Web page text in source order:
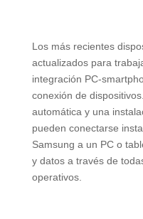
Los más recientes
actualizados para
integración PC-
conexión de
automática y una
pueden conectarse
Samsung a un PC o
y datos a través de
operativos.